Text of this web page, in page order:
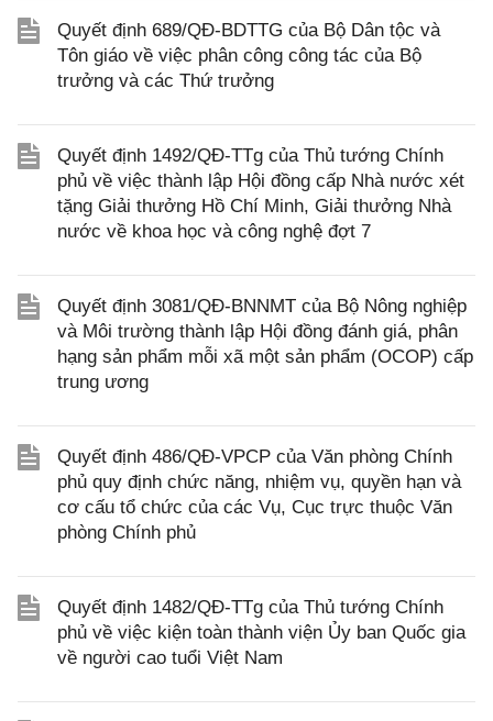
Quyết định 689/QĐ-BDTTG của Bộ Dân tộc và
Tôn giáo về việc phân công công tác của Bộ
trưởng và các Thứ trưởng
Quyết định 1492/QĐ-TTg của Thủ tướng Chính
phủ về việc thành lập Hội đồng cấp Nhà nước xét
tặng Giải thưởng Hồ Chí Minh, Giải thưởng Nhà
nước về khoa học và công nghệ đợt 7
Quyết định 3081/QĐ-BNNMT của Bộ Nông nghiệp
và Môi trường thành lập Hội đồng đánh giá, phân
hạng sản phẩm mỗi xã một sản phẩm (OCOP) cấp
trung ương
Quyết định 486/QĐ-VPCP của Văn phòng Chính
phủ quy định chức năng, nhiệm vụ, quyền hạn và
cơ cấu tổ chức của các Vụ, Cục trực thuộc Văn
phòng Chính phủ
Quyết định 1482/QĐ-TTg của Thủ tướng Chính
phủ về việc kiện toàn thành viện Ủy ban Quốc gia
về người cao tuổi Việt Nam